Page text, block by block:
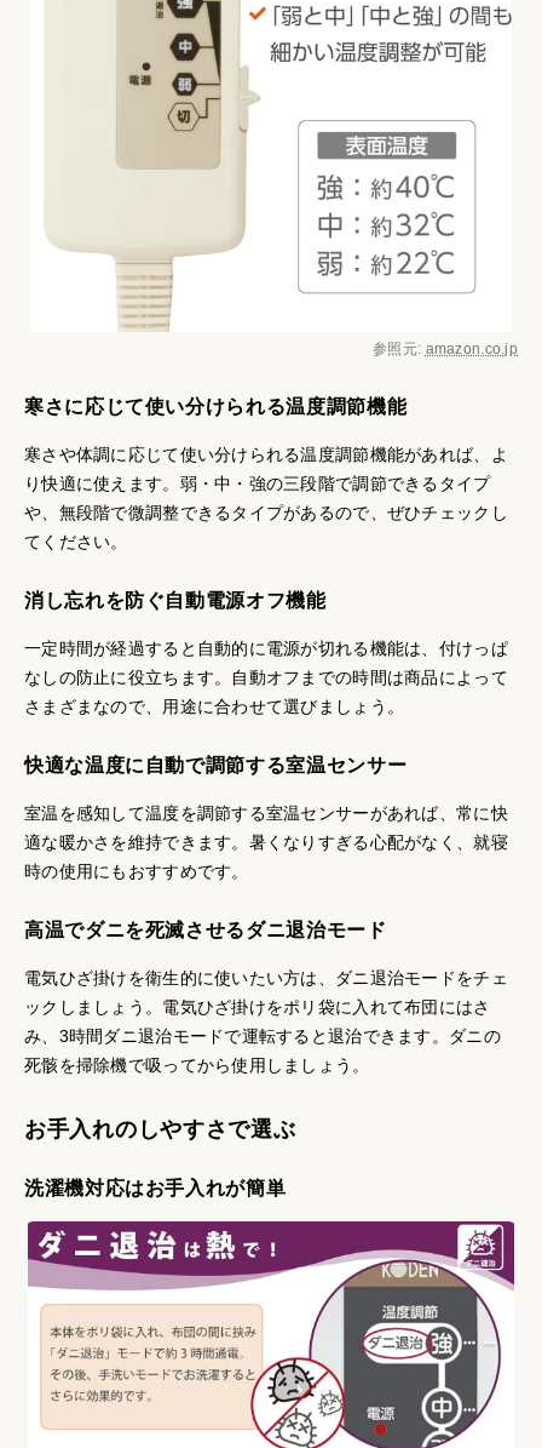
参照元: amazon.co.jp
寒さに応じて使い分けられる温度調節機能
寒さや体調に応じて使い分けられる温度調節機能があれば、よ
り快適に使えます。弱・中・強の三段階で調節できるタイプ
や、無段階で微調整できるタイプがあるので、ぜひチェックし
てください。
消し忘れを防ぐ自動電源オフ機能
一定時間が経過すると自動的に電源が切れる機能は、付けっぱ
なしの防止に役立ちます。自動オフまでの時間は商品によって
さまざまなので、用途に合わせて選びましょう。
快適な温度に自動で調節する室温センサー
室温を感知して温度を調節する室温センサーがあれば、常に快
適な暖かさを維持できます。暑くなりすぎる心配がなく、就寝
時の使用にもおすすめです。
高温でダニを死滅させるダニ退治モード
電気ひざ掛けを衛生的に使いたい方は、ダニ退治モードをチェ
ックしましょう。電気ひざ掛けをポリ袋に入れて布団にはさ
み、3時間ダニ退治モードで運転すると退治できます。ダニの
死骸を掃除機で吸ってから使用しましょう。
お手入れのしやすさで選ぶ
洗濯機対応はお手入れが簡単